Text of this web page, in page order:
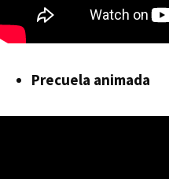
Precuela animada